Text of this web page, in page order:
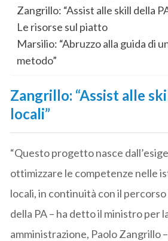
Zangrillo: “Assist alle skill della
Le risorse sul piatto
Marsilio: “Abruzzo alla guida di
metodo”
Zangrillo: “Assist alle
locali”
“Questo progetto nasce
ottimizzare le competenze nelle
locali, in continuità con il
della PA – ha detto il ministro per
amministrazione, Paolo Zangrillo